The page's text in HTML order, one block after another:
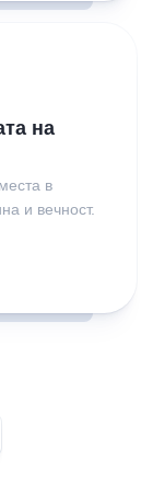
на
в
и вечност.